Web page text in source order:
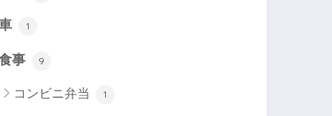
1
事 9
コンビニ弁当 1